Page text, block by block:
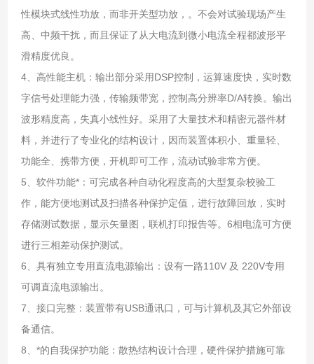
性模块式线性功放，而非开关型功放，。不会对试验现场产生
高、中频干扰，而且保证了从大电流到微小电流全程都波形平
滑精度优良。
4、高性能主机：输出部分采用DSP控制，运算速度快，实时数
字信号处理能力强，传输频带宽，控制高分辨率D/A转换。输出
波形精度高，失真小线性好。采用了大量技术和精密元器件材
料，并进行了专业化的结构设计，因而装置体积小、重量轻、
功能全、携带方便，开机即可工作，流动试验非常方便。
5、软件功能*：可完成各种自动化程度高的大型复杂校验工
作，能方便地测试及扫描各种保护定值，进行故障回放，实时
存储测试数据，显示矢量图，联机打印报告等。6相电流可方便
进行三相差动保护测试。
6、具有独立专用直流电源输出：设有一路110V 及 220V专用
可调直流电源输出。
7、接口完整：装置带有USB通讯口，可与计算机及其它外部设
备通信。
8、*的自我保护功能：散热结构设计合理，硬件保护措施可靠